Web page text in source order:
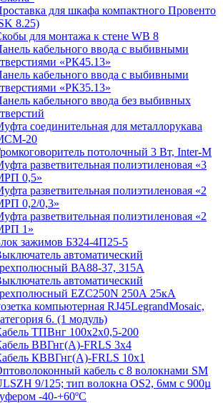
для шкафа компактного Провенто
8.25)
для монтажа к стене WB 8
кабельного ввода с выбивными
«РК45.13»
кабельного ввода с выбивными
«РК35.13»
кабельного ввода без выбивных
соединительная для металлорукава
20
потолочный 3 Вт, Inter-M
разветвительная полиэтиленовая «3
0,5»
разветвительная полиэтиленовая «2
0,2/0,3»
разветвительная полиэтиленовая «2
1»
зажимов БЗ24-4П25-5
автоматический
ВА88-37, 315А
автоматический
EZC250N 250А 25кА
компьютерная RJ45LegrandMosaic,
6. (1 модуль)
ТПВнг 100х2х0,5-200
ВВГнг(А)-FRLS 3х4
КВВГнг(А)-FRLS 10х1
кабель с 8 волокнами SM
9/125; тип волокна OS2, 6мм с 900µ
-40-+60ºC